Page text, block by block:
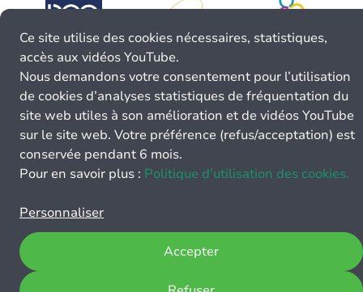
Ce site utilise des cookies nécessaires, statistiques,
accès aux vidéos YouTube.
Nous demandons votre consentement pour l’utilisation
de cookies d’analyses statistiques de fréquentation du
site web utiles à son amélioration et de vidéos YouTube
sur le site web. Votre préférence (refus/acceptation) est
conservée pendant 6 mois.
Pour en savoir plus : Politique d’utilisation des cookies.
Personnaliser
Accepter